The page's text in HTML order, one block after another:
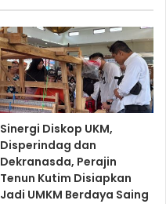
Sinergi Diskop UKM,
Disperindag dan
Dekranasda, Perajin
Tenun Kutim Disiapkan
Jadi UMKM Berdaya Saing